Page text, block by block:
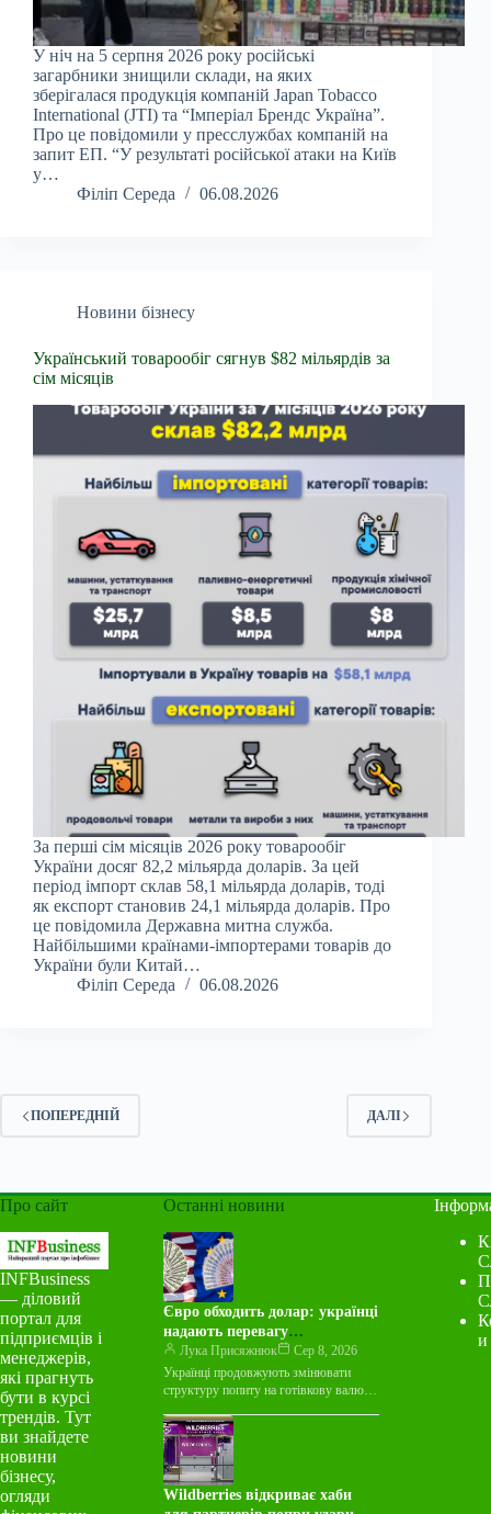
У ніч на 5 серпня 2026 року російські
загарбники знищили склади, на яких
зберігалася продукція компаній Japan Tobacco
International (JTI) та “Імперіал Брендс Україна”.
Про це повідомили у пресслужбах компаній на
запит ЕП. “У результаті російської атаки на Київ
у…
Філіп Середа
06.08.2026
Новини бізнесу
Український товарообіг сягнув $82 мільярдів за
сім місяців
За перші сім місяців 2026 року товарообіг
України досяг 82,2 мільярда доларів. За цей
період імпорт склав 58,1 мільярда доларів, тоді
як експорт становив 24,1 мільярда доларів. Про
це повідомила Державна митна служба.
Найбільшими країнами-імпортерами товарів до
України були Китай…
Філіп Середа
06.08.2026
ПОПЕРЕДНІЙ ДАЛІ
Про сайт
INFBusiness
— діловий
портал для
підприємців і
менеджерів,
які прагнуть
бути в курсі
трендів. Тут
ви знайдете
новини
бізнесу,
огляди
Останні новини
Євро обходить долар: українці
надають перевагу
європейській валюті вже пів
року
Лука Присяжнюк
Сер 8, 2026
Українці продовжують змінювати
структуру попиту на готівкову валюту.
структуру попиту на готівкову валюту.
У липні 2026 року…
Wildberries відкриває хаби
и